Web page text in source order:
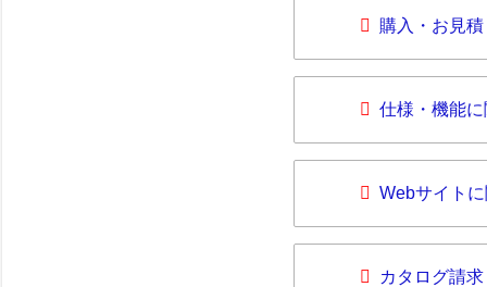
購入・お見
仕様・機能
Webサイト
カタログ請求